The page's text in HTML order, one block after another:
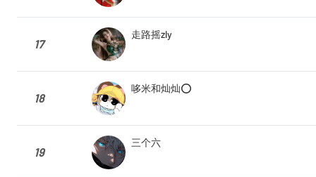
17
走路摇zly
18
哆米和灿灿⭕
19
三个六